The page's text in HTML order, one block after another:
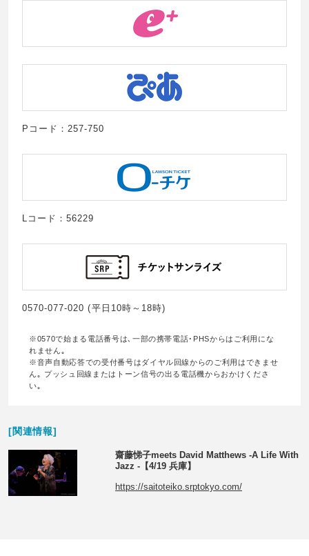
Pコード：257-750
Lコード：56229
0570-077-020 (平日10時～18時)
※0570で始まる電話番号は､一部の携帯電話･PHSからはご利用にな
れません｡
※音声自動応答での受付番号はダイヤル回線からのご利用はできませ
ん｡ プッシュ回線またはトーン信号の出る電話機からおかけくださ
い｡
[関連情報]
齋藤悌子meets David Matthews -A Life With
Jazz -【4/19 兵庫】
https://saitoteiko.srptokyo.com/